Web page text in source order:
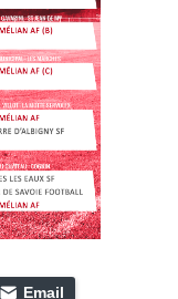
Email